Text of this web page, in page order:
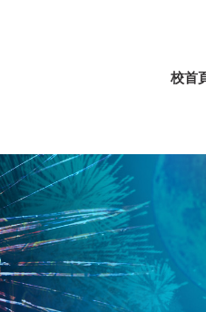
校首